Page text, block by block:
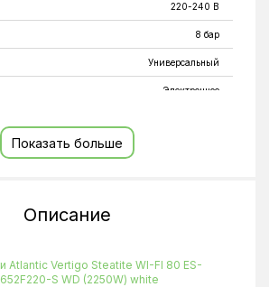
220-240 В
8 бар
Универсальный
Электронное
Показать больше
Описание
Atlantic Vertigo Steatite WI-FI 80 ES-
S WD (2250W) white